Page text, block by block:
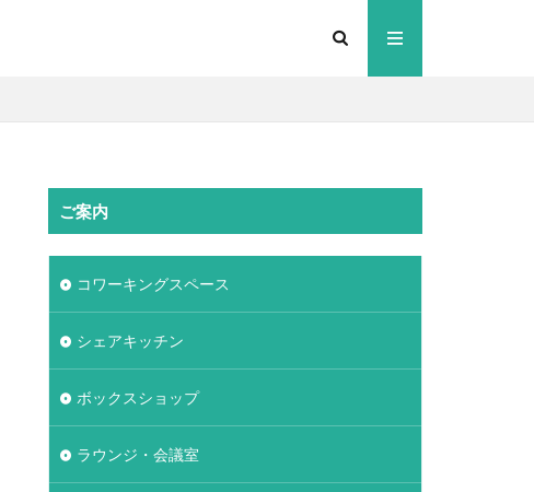
ご案内
コワーキングスペース
シェアキッチン
ボックスショップ
ラウンジ・会議室